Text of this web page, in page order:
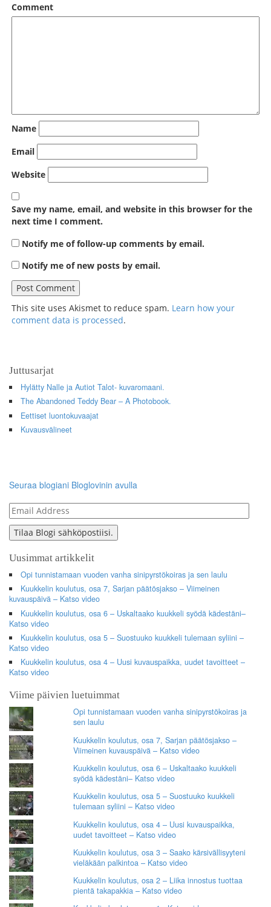
Comment
Name
Email
Website
Save my name, email, and website in this browser for the
next time I comment.
Notify me of follow-up comments by email.
Notify me of new posts by email.
This site uses Akismet to reduce spam. Learn how your
comment data is processed.
Juttusarjat
Hylätty Nalle ja Autiot Talot- kuvaromaani.
The Abandoned Teddy Bear – A Photobook.
Eettiset luontokuvaajat
Kuvausvälineet
Seuraa blogiani Bloglovinin avulla
Email
Address
Tilaa Blogi sähköpostiisi.
Uusimmat artikkelit
Opi tunnistamaan vuoden vanha sinipyrstökoiras ja sen laulu
Kuukkelin koulutus, osa 7, Sarjan päätösjakso – Viimeinen
kuvauspäivä – Katso video
Kuukkelin koulutus, osa 6 – Uskaltaako kuukkeli syödä kädestäni–
Katso video
Kuukkelin koulutus, osa 5 – Suostuuko kuukkeli tulemaan syliini –
Katso video
Kuukkelin koulutus, osa 4 – Uusi kuvauspaikka, uudet tavoitteet –
Katso video
Viime päivien luetuimmat
Opi tunnistamaan vuoden vanha sinipyrstökoiras ja
sen laulu
Kuukkelin koulutus, osa 7, Sarjan päätösjakso –
Viimeinen kuvauspäivä – Katso video
Kuukkelin koulutus, osa 6 – Uskaltaako kuukkeli
syödä kädestäni– Katso video
Kuukkelin koulutus, osa 5 – Suostuuko kuukkeli
tulemaan syliini – Katso video
Kuukkelin koulutus, osa 4 – Uusi kuvauspaikka,
uudet tavoitteet – Katso video
Kuukkelin koulutus, osa 3 – Saako kärsivällisyyteni
vieläkään palkintoa – Katso video
Kuukkelin koulutus, osa 2 – Liika innostus tuottaa
pientä takapakkia – Katso video